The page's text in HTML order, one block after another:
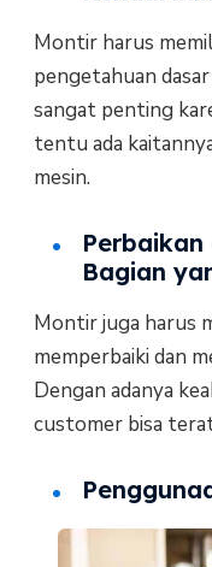
Montir harus
pengetahuan
sangat penting
tentu ada
mesin.
Bagian
Montir juga harus
memperbaiki dan
Dengan adanya
customer bisa